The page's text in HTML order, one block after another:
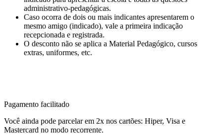
administrativo-pedagógicas.
Caso ocorra de dois ou mais indicantes apresentarem o
mesmo amigo (indicado), vale a primeira indicação
recepcionada e registrada.
O desconto não se aplica a Material Pedagógico, cursos
extras, uniformes, etc.
Pagamento facilitado
Você ainda pode parcelar em 2x nos cartões: Hiper, Visa e
Mastercard no modo recorrente.